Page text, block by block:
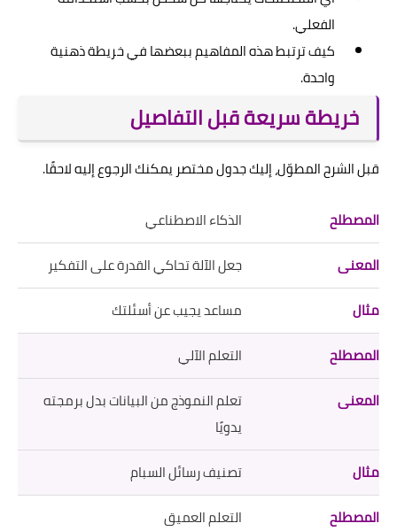
الفعلي.
كيف ترتبط هذه المفاهيم ببعضها في خريطة ذهنية
واحدة.
خريطة سريعة قبل التفاصيل
قبل الشرح المطوّل، إليك جدول مختصر يمكنك الرجوع إليه لاحقًا.
الذكاء الاصطناعي
جعل الآلة تحاكي القدرة على التفكير
مساعد يجيب عن أسئلتك
التعلم الآلي
تعلم النموذج من البيانات بدل برمجته
يدويًا
تصنيف رسائل السبام
التعلم العميق